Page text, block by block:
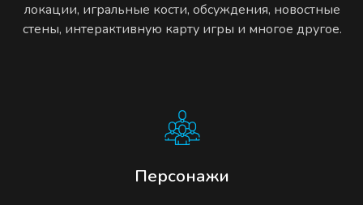
локации, игральные кости, обсуждения, новостные
стены, интерактивную карту игры и многое другое.
Персонажи